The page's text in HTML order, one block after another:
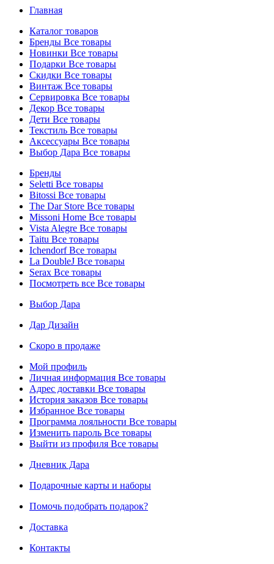
Главная
Каталог товаров
Бренды Все товары
Новинки Все товары
Подарки Все товары
Скидки Все товары
Винтаж Все товары
Сервировка Все товары
Декор Все товары
Дети Все товары
Текстиль Все товары
Аксессуары Все товары
Выбор Дара Все товары
Бренды
Seletti Все товары
Bitossi Все товары
The Dar Store Все товары
Missoni Home Все товары
Vista Alegre Все товары
Taitu Все товары
IchendorfВсе товары
La DoubleJ Все товары
Serax Все товары
Посмотреть все Все товары
Выбор Дара
Дар Дизайн
Скоро в продаже
Мой профиль
Личная информация Все товары
Адрес доставки Все товары
История заказов Все товары
Избранное Все товары
Программа лояльности Все товары
Изменить пароль Все товары
Выйти из профиля Все товары
Дневник Дара
Подарочные карты и наборы
Помочь подобрать подарок?
Доставка
Контакты